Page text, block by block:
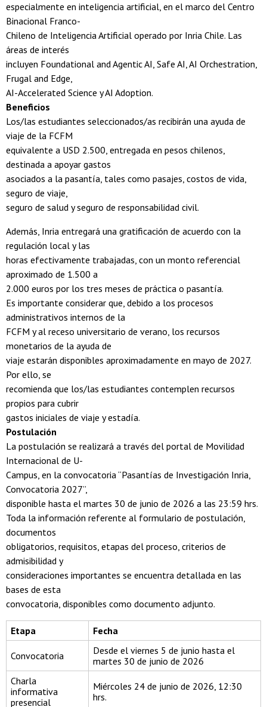
especialmente en inteligencia artificial, en el marco del Centro
Binacional Franco-
Chileno de Inteligencia Artificial operado por Inria Chile. Las
áreas de interés
incluyen Foundational and Agentic AI, Safe AI, AI Orchestration,
Frugal and Edge,
AI-Accelerated Science y AI Adoption.
Beneficios
Los/las estudiantes seleccionados/as recibirán una ayuda de
viaje de la FCFM
equivalente a USD 2.500, entregada en pesos chilenos,
destinada a apoyar gastos
asociados a la pasantía, tales como pasajes, costos de vida,
seguro de viaje,
seguro de salud y seguro de responsabilidad civil.
Además, Inria entregará una gratificación de acuerdo con la
regulación local y las
horas efectivamente trabajadas, con un monto referencial
aproximado de 1.500 a
2.000 euros por los tres meses de práctica o pasantía.
Es importante considerar que, debido a los procesos
administrativos internos de la
FCFM y al receso universitario de verano, los recursos
monetarios de la ayuda de
viaje estarán disponibles aproximadamente en mayo de 2027.
Por ello, se
recomienda que los/las estudiantes contemplen recursos
propios para cubrir
gastos iniciales de viaje y estadía.
Postulación
La postulación se realizará a través del portal de Movilidad
Internacional de U-
Campus, en la convocatoria “Pasantías de Investigación Inria,
Convocatoria 2027”,
disponible hasta el martes 30 de junio de 2026 a las 23:59 hrs.
Toda la información referente al formulario de postulación,
documentos
obligatorios, requisitos, etapas del proceso, criterios de
admisibilidad y
consideraciones importantes se encuentra detallada en las
bases de esta
convocatoria, disponibles como documento adjunto.
Etapa Fecha
Convocatoria
Desde el viernes 5 de junio hasta el
martes 30 de junio de 2026
Charla
informativa
presencial
Miércoles 24 de junio de 2026, 12:30
hrs.